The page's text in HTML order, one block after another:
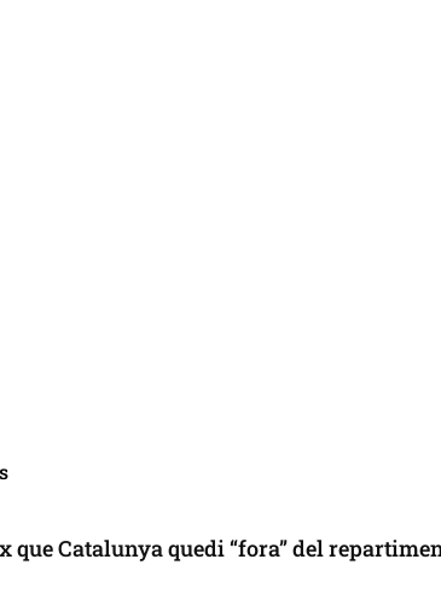
que Catalunya quedi “fora” del